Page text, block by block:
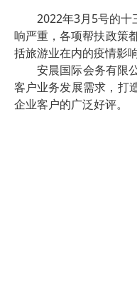
2022年3月5号的十
响严重，各项帮扶政策
括旅游业在内的疫情影
安晨国际会务有限
客户业务发展需求，打
企业客户的广泛好评。